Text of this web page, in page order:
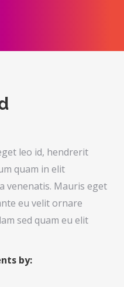
leo id, hendrerit
quam in elit
venenatis. Mauris eget
eu velit ornare
sed quam eu elit
by: